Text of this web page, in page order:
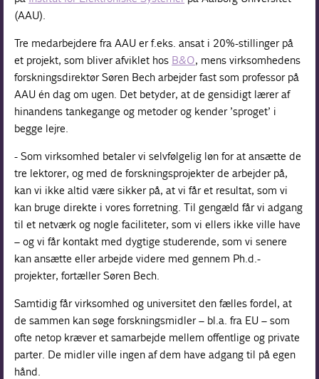
(AAU).
Tre medarbejdere fra AAU er f.eks. ansat i 20%-stillinger på
et projekt, som bliver afviklet hos B&O, mens virksomhedens
forskningsdirektør Søren Bech arbejder fast som professor på
AAU én dag om ugen. Det betyder, at de gensidigt lærer af
hinandens tankegange og metoder og kender ’sproget’ i
begge lejre.
- Som virksomhed betaler vi selvfølgelig løn for at ansætte de
tre lektorer, og med de forskningsprojekter de arbejder på,
kan vi ikke altid være sikker på, at vi får et resultat, som vi
kan bruge direkte i vores forretning. Til gengæld får vi adgang
til et netværk og nogle faciliteter, som vi ellers ikke ville have
– og vi får kontakt med dygtige studerende, som vi senere
kan ansætte eller arbejde videre med gennem Ph.d.-
projekter, fortæller Søren Bech.
Samtidig får virksomhed og universitet den fælles fordel, at
de sammen kan søge forskningsmidler – bl.a. fra EU – som
ofte netop kræver et samarbejde mellem offentlige og private
parter. De midler ville ingen af dem have adgang til på egen
hånd.